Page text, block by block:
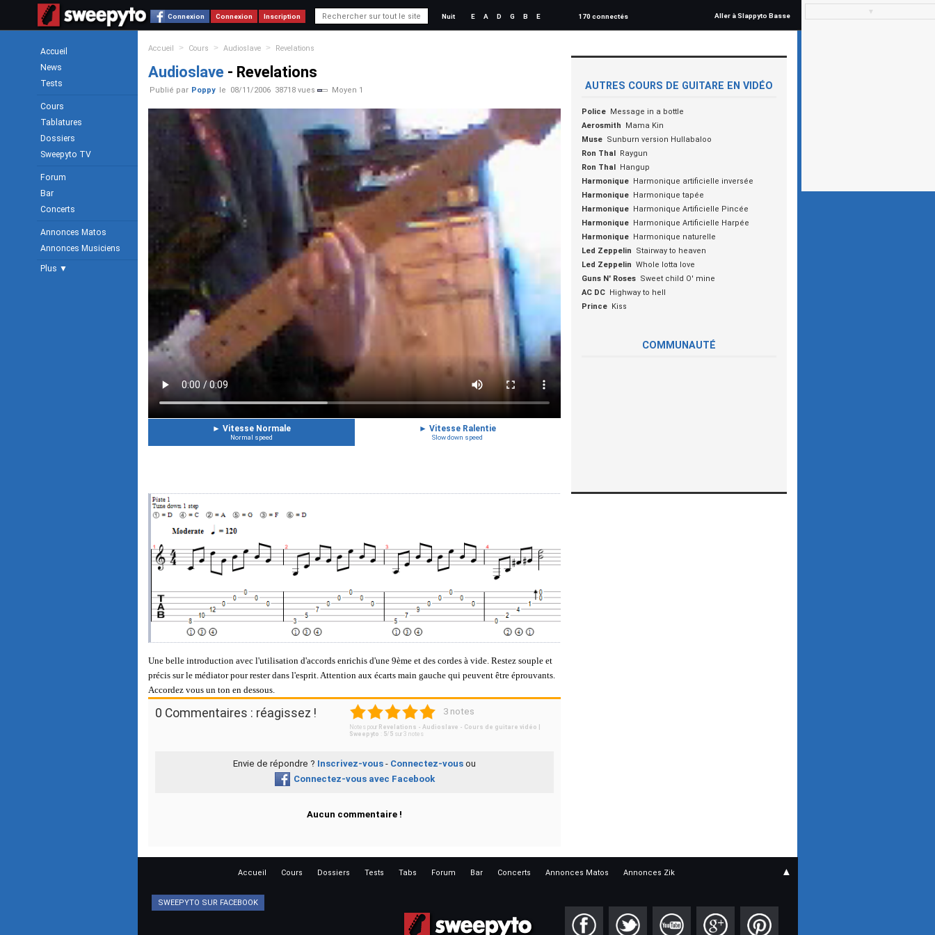
Connexion Connexion Inscription Nuit E A D G B E 170 connectés Aller à Slappyto Basse
Accueil
News
Tests
Cours
Tablatures
Dossiers
Sweepyto TV
Forum
Bar
Concerts
Annonces Matos
Annonces Musiciens
Plus ▼
Accueil > Cours > Audioslave > Revelations
Audioslave - Revelations
Publié par Poppy le 08/11/2006 38718 vues Moyen 1
► Vitesse Normale
Normal speed
► Vitesse Ralentie
Slow down speed
Une belle introduction avec l'utilisation d'accords enrichis d'une 9ème et des cordes à vide. Restez souple et
précis sur le médiator pour rester dans l'esprit. Attention aux écarts main gauche qui peuvent être éprouvants.
Accordez vous un ton en dessous.
0 Commentaires : réagissez ! 1 2 3 4 5 3 notes
Notes pour Revelations - Audioslave - Cours de guitare vidéo |
Sweepyto
5/ 5 sur 3 notes
Envie de répondre ? Inscrivez-vous - Connectez-vous ou
Connectez-vous avec Facebook
Aucun commentaire !
AUTRES COURS DE GUITARE EN VIDÉO
Police Message in a bottle
Aerosmith
Mama Kin
Muse Sunburn version Hullabaloo
Ron Thal Raygun
Ron Thal Hangup
Harmonique Harmonique artificielle inversée
Harmonique Harmonique tapée
Harmonique Harmonique Artificielle Pincée
Harmonique Harmonique Artificielle Harpée
Harmonique Harmonique naturelle
Led Zeppelin
Stairway to heaven
Led Zeppelin Whole lotta love
Guns N' Roses Sweet child O' mine
AC DC Highway to hell
Prince Kiss
COMMUNAUTÉ
▼
Accueil Cours Dossiers Tests Tabs Forum Bar Concerts Annonces Matos Annonces Zik ▲
SWEEPYTO SUR FACEBOOK